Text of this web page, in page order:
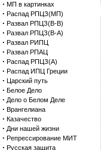
· МП в картинках
· Распад РПЦЗ(МП)
· Развал РПЦЗ(В-В)
· Развал РПЦЗ(В-А)
· Развал РИПЦ
· Развал РПАЦ
· Распад РПЦЗ(А)
· Распад ИПЦ Греции
· Царский путь
· Белое Дело
· Дело о Белом Деле
· Врангелиана
· Казачество
· Дни нашей жизни
· Репрессирование МИТ
· Русская защита